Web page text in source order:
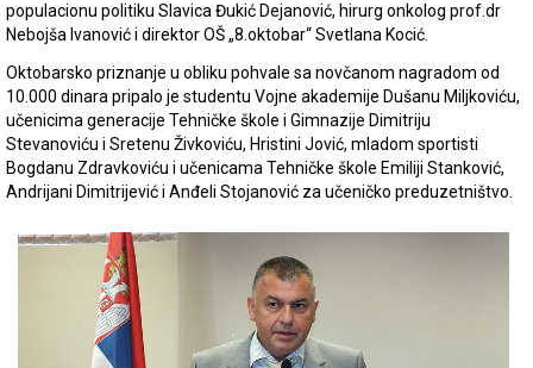
populacionu politiku Slavica Đukić Dejanović, hirurg onkolog prof.dr
Nebojša Ivanović i direktor OŠ „8.oktobar“ Svetlana Kocić.
Oktobarsko priznanje u obliku pohvale sa novčanom nagradom od
10.000 dinara pripalo je studentu Vojne akademije Dušanu Miljkoviću,
učenicima generacije Tehničke škole i Gimnazije Dimitriju
Stevanoviću i Sretenu Živkoviću, Hristini Jović, mladom sportisti
Bogdanu Zdravkoviću i učenicama Tehničke škole Emiliji Stanković,
Andrijani Dimitrijević i Anđeli Stojanović za učeničko preduzetništvo.